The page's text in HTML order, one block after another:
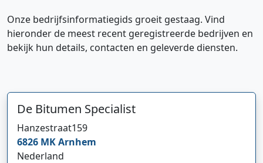
Onze bedrijfsinformatiegids groeit gestaag. Vind
hieronder de meest recent geregistreerde bedrijven en
bekijk hun details, contacten en geleverde diensten.
De Bitumen Specialist
Hanzestraat159
6826 MKArnhem
Nederland